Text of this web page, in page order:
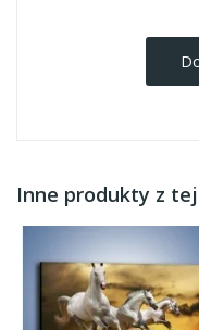
Inne produkty z